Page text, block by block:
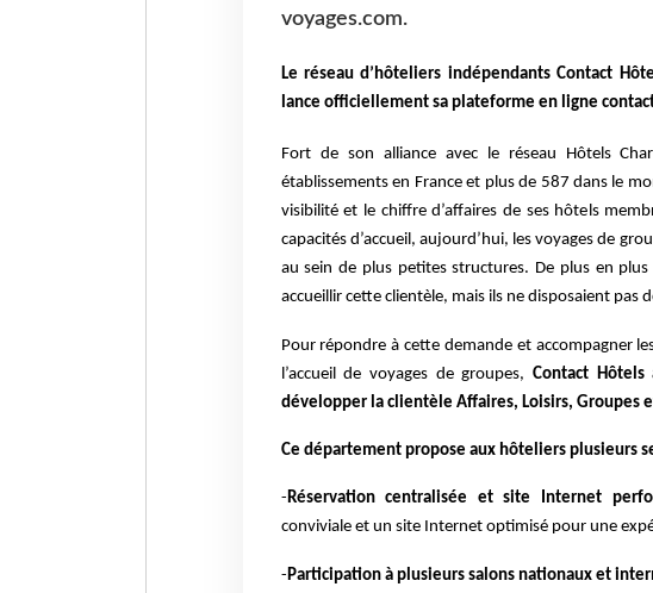
voyages.com.
Le réseau d’hôteliers indépendants Contact
lance officiellement sa plateforme en ligne
Fort de son alliance avec le réseau Hôtels
établissements en France et plus de 587 dans le
visibilité et le chiffre d’affaires de ses hôtels
capacités d’accueil, aujourd’hui, les voyages de
au sein de plus petites structures. De plus en
accueillir cette clientèle, mais ils ne disposaient pas
Pour répondre à cette demande et accompagner
l’accueil de voyages de groupes, Contact
développer la clientèle Affaires, Loisirs, Groupes
Ce département propose aux hôteliers plusieurs
-Réservation centralisée et site Internet
conviviale et un site Internet optimisé pour une
- Participation à plusieurs salons nationaux et